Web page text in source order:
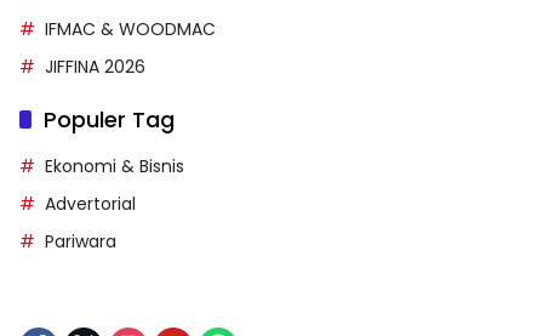
IFMAC & WOODMAC
JIFFINA 2026
Populer Tag
Ekonomi & Bisnis
Advertorial
Pariwara